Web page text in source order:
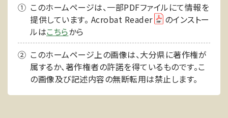
このホームページは、一部PDFファイルにて情報を
提供しています。 Acrobat Reader
のインストー
ルはこちらから
このホームページ上の画像は、大分県に著作権が
属するか、著作権者の許諾を得ているものです。こ
の画像及び記述内容の無断転用は禁止します。